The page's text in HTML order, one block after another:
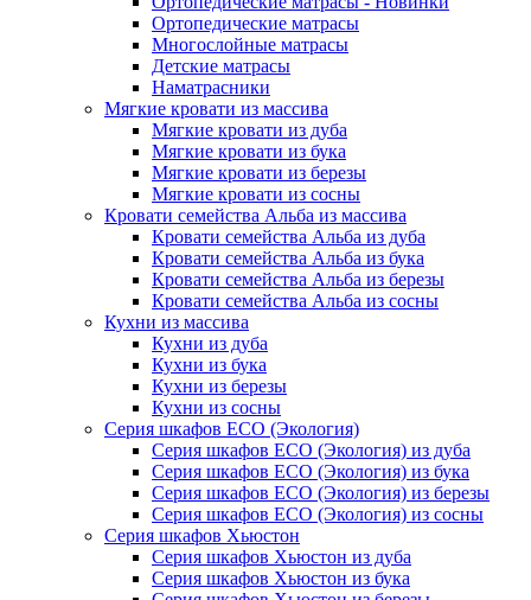
Ортопедические матрасы
Многослойные матрасы
Детские матрасы
Наматрасники
Мягкие кровати из массива
Мягкие кровати из дуба
Мягкие кровати из бука
Мягкие кровати из березы
Мягкие кровати из сосны
Кровати семейства Альба из массива
Кровати семейства Альба из дуба
Кровати семейства Альба из бука
Кровати семейства Альба из березы
Кровати семейства Альба из сосны
Кухни из массива
Кухни из дуба
Кухни из бука
Кухни из березы
Кухни из сосны
Серия шкафов ECO (Экология)
Серия шкафов ECO (Экология) из дуба
Серия шкафов ECO (Экология) из бука
Серия шкафов ECO (Экология) из березы
Серия шкафов ECO (Экология) из сосны
Серия шкафов Хьюстон
Серия шкафов Хьюстон из дуба
Серия шкафов Хьюстон из бука